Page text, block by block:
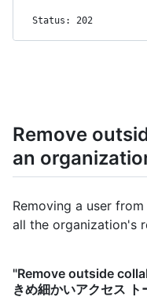
Status: 202
Remove
an
Removing a user
all the organization's
"Remove outside
きめ細かいアクセス ト